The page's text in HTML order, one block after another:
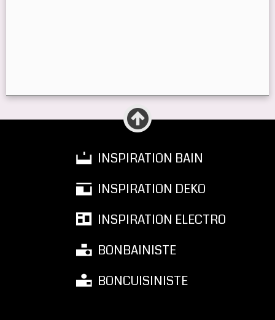
INSPIRATION BAIN
INSPIRATION DEKO
INSPIRATION ELECTRO
BONBAINISTE
BONCUISINISTE